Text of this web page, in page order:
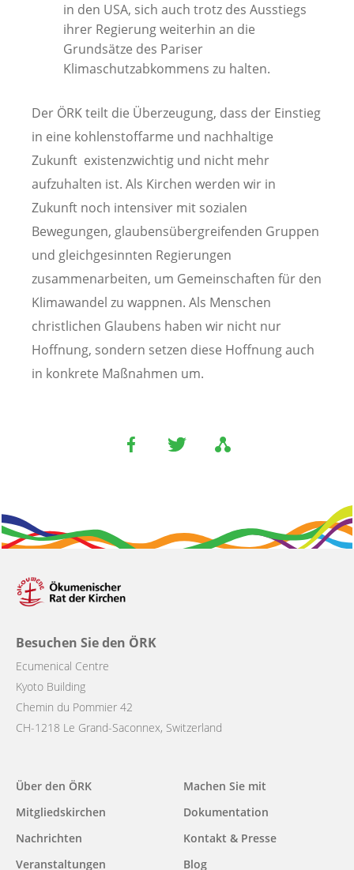
in den USA, sich auch trotz des Ausstiegs
ihrer Regierung weiterhin an die
Grundsätze des Pariser
Klimaschutzabkommens zu halten.
Der ÖRK teilt die Überzeugung, dass der Einstieg
in eine kohlenstoffarme und nachhaltige
Zukunft existenzwichtig und nicht mehr
aufzuhalten ist. Als Kirchen werden wir in
Zukunft noch intensiver mit sozialen
Bewegungen, glaubensübergreifenden Gruppen
und gleichgesinnten Regierungen
zusammenarbeiten, um Gemeinschaften für den
Klimawandel zu wappnen. Als Menschen
christlichen Glaubens haben wir nicht nur
Hoffnung, sondern setzen diese Hoffnung auch
in konkrete Maßnahmen um.
Besuchen Sie den ÖRK
Ecumenical Centre
Kyoto Building
Chemin du Pommier 42
CH-1218 Le Grand-Saconnex, Switzerland
Main
navigation
Über den ÖRK
Mitgliedskirchen
Nachrichten
Veranstaltungen
Machen Sie mit
Dokumentation
Kontakt & Presse
Blog